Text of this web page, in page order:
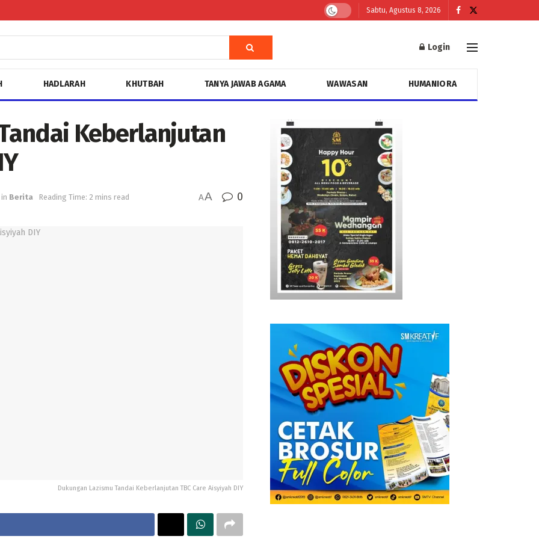
Sabtu, Agustus 8, 2026
Login
HADLARAH KHUTBAH TANYA JAWAB AGAMA WAWASAN HUMANIORA
Keberlanjutan
in Berita Reading Time: 2 mins read AA 0
Dukungan Lazismu Tandai Keberlanjutan TBC Care Aisyiyah DIY